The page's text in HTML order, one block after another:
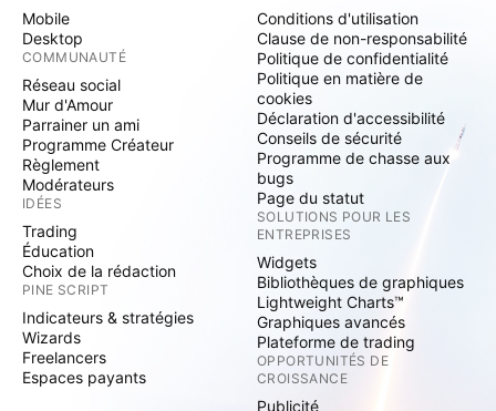
Mobile
Desktop
COMMUNAUTÉ
Réseau social
Mur d'Amour
Parrainer un ami
Programme Créateur
Règlement
Modérateurs
IDÉES
Trading
Éducation
Choix de la rédaction
PINE SCRIPT
Indicateurs & stratégies
Wizards
Freelancers
Espaces payants
Conditions d'utilisation
Clause de non-responsabilité
Politique de confidentialité
Politique en matière de
cookies
Déclaration d'accessibilité
Conseils de sécurité
Programme de chasse aux
bugs
Page du statut
SOLUTIONS POUR LES
ENTREPRISES
Widgets
Bibliothèques de graphiques
Lightweight Charts™
Graphiques avancés
Plateforme de trading
OPPORTUNITÉS DE
CROISSANCE
Publicité